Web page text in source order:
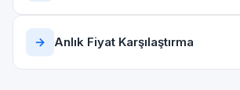
→ Anlık Fiyat Karşılaştırma